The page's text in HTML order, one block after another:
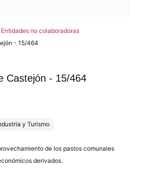
Entidades no colaboradoras
- 15/464
Castejón - 15/464
y Turismo
de los pastos comunales
derivados.